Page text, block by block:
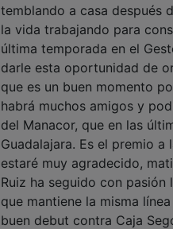
temblando a casa después
la vida trabajando para
última temporada en el
darle esta oportunidad de
que es un buen momento
habrá muchos amigos y
del Manacor, que en las
Guadalajara. Es el premio
estaré muy agradecido,
Ruiz ha seguido con pasión
que mantiene la misma
buen debut contra Caja